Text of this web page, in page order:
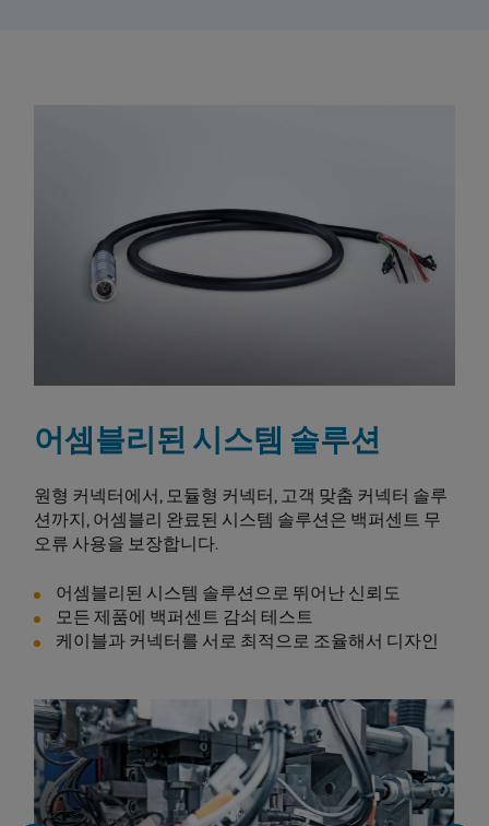
어셈블리된 시스템 솔루션
원형 커넥터에서, 모듈형 커넥터, 고객 맞춤 커넥터 솔루
션까지, 어셈블리 완료된 시스템 솔루션은 백퍼센트 무
오류 사용을 보장합니다.
어셈블리된 시스템 솔루션으로 뛰어난 신뢰도
모든 제품에 백퍼센트 감쇠 테스트
케이블과 커넥터를 서로 최적으로 조율해서 디자인